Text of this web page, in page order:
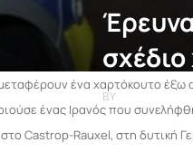
BY
ένα χαρτόκουτο έξω
ένας Ιρανός που
στο Castrop-Rauxel, στη δυτική